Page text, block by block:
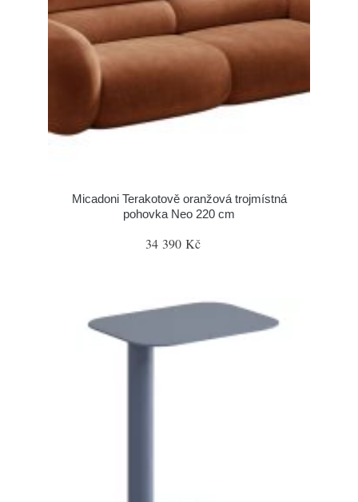
Micadoni Terakotově oranžová trojmístná
pohovka Neo 220 cm
34 390 Kč